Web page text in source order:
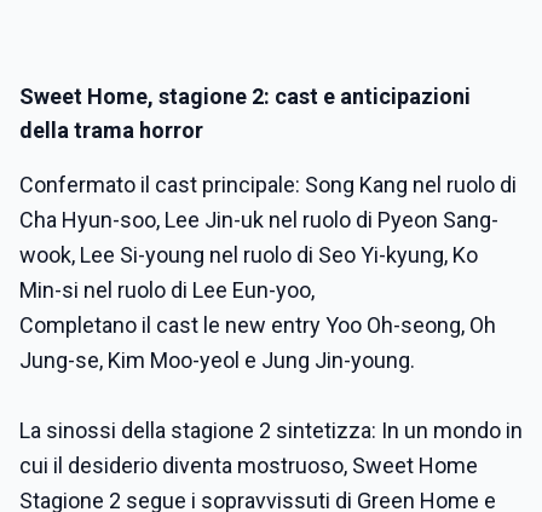
Sweet Home, stagione 2: cast e anticipazioni
della trama horror
Confermato il cast principale: Song Kang nel ruolo di
Cha Hyun-soo, Lee Jin-uk nel ruolo di Pyeon Sang-
wook, Lee Si-young nel ruolo di Seo Yi-kyung, Ko
Min-si nel ruolo di Lee Eun-yoo,
Completano il cast le new entry Yoo Oh-seong, Oh
Jung-se, Kim Moo-yeol e Jung Jin-young.
La sinossi della stagione 2 sintetizza: In un mondo in
cui il desiderio diventa mostruoso, Sweet Home
Stagione 2 segue i sopravvissuti di Green Home e